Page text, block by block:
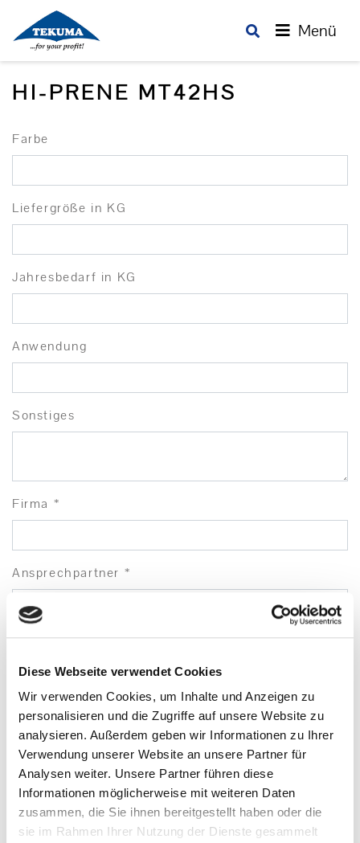
Diese Webseite verwendet Cookies
Wir verwenden Cookies, um Inhalte und Anzeigen zu
personalisieren und die Zugriffe auf unsere Website zu
analysieren. Außerdem geben wir Informationen zu Ihrer
Verwendung unserer Website an unsere Partner für
Analysen weiter. Unsere Partner führen diese
Informationen möglicherweise mit weiteren Daten
zusammen, die Sie ihnen bereitgestellt haben oder die
sie im Rahmen Ihrer Nutzung der Dienste gesammelt
Menü
HI-PRENE MT42HS
Farbe
Liefergröße in KG
Jahresbedarf in KG
Anwendung
Sonstiges
Firma *
Ansprechpartner *
Strasse
LKZ
PLZ